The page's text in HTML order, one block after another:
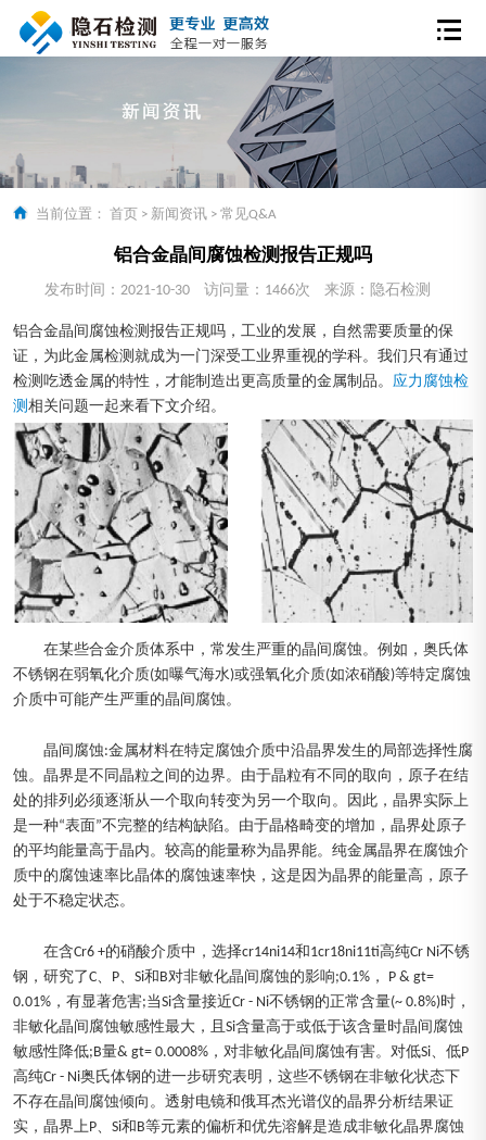
当前位置： 首页 > 新闻资讯 > 常见Q&A
铝合金晶间腐蚀检测报告正规吗
发布时间：2021-10-30 访问量：1466次 来源：隐石检测
铝合金晶间腐蚀检测报告正规吗，工业的发展，自然需要质量的保
证，为此金属检测就成为一门深受工业界重视的学科。我们只有通过
检测吃透金属的特性，才能制造出更高质量的金属制品。 应力腐蚀检
测 相关问题一起来看下文介绍。
在某些合金介质体系中，常发生严重的晶间腐蚀。例如，奥氏体
不锈钢在弱氧化介质(如曝气海水)或强氧化介质(如浓硝酸)等特定腐蚀
介质中可能产生严重的晶间腐蚀。
晶间腐蚀:金属材料在特定腐蚀介质中沿晶界发生的局部选择性腐
蚀。晶界是不同晶粒之间的边界。由于晶粒有不同的取向，原子在结
处的排列必须逐渐从一个取向转变为另一个取向。因此，晶界实际上
是一种“表面”不完整的结构缺陷。由于晶格畸变的增加，晶界处原子
的平均能量高于晶内。较高的能量称为晶界能。纯金属晶界在腐蚀介
质中的腐蚀速率比晶体的腐蚀速率快，这是因为晶界的能量高，原子
处于不稳定状态。
在含Cr6 +的硝酸介质中，选择cr14ni14和1cr18ni11ti高纯Cr Ni不锈
钢，研究了C、P、Si和B对非敏化晶间腐蚀的影响;0.1%， P & gt=
0.01%，有显著危害;当Si含量接近Cr - Ni不锈钢的正常含量(~ 0.8%)时，
非敏化晶间腐蚀敏感性最大，且Si含量高于或低于该含量时晶间腐蚀
敏感性降低;B量& gt= 0.0008%，对非敏化晶间腐蚀有害。对低Si、低P
高纯Cr - Ni奥氏体钢的进一步研究表明，这些不锈钢在非敏化状态下
不存在晶间腐蚀倾向。透射电镜和俄耳杰光谱仪的晶界分析结果证
实，晶界上P、Si和B等元素的偏析和优先溶解是造成非敏化晶界腐蚀